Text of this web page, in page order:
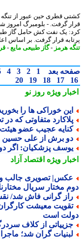
قطری حین عبور از تنگه
گرفت. - بلومبرگ امروز شنبه
قرار گرفت. بر اساس اعلام
هرمز- گاز طبیعی مایع -قرار -
بعد 1
2
3
4
5
17
18
19
20
ویژهروز نو
خوراکی ها را بخورید تا
متفاوتی که در
عجیب عضو هیئت
برش از علی حسین
پزشکیان: اگر
ویژهاقتصاد آزاد
تصویری جالب و
مختار سریال مختارنامه در 59 سالگی؛
گرانی فاش شد/ نقش
معیشت کارگران
است
از کلاف
گران شد؛ ماجرا